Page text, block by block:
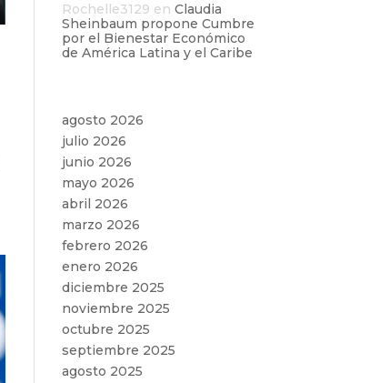
Rochelle3129 en Claudia
Sheinbaum propone Cumbre
por el Bienestar Económico
de América Latina y el Caribe
agosto 2026
julio 2026
junio 2026
mayo 2026
abril 2026
marzo 2026
febrero 2026
enero 2026
diciembre 2025
noviembre 2025
octubre 2025
septiembre 2025
agosto 2025